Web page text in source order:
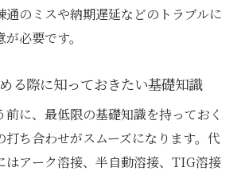
で満足度が高い現場対応のポイン
る溶接相談が松伏町で実現する背
で信頼が集まる企業の特徴とは
溶接相談が安心な理由と利用者の
通のミスや納期遅延などのトラブルに
必要です。
る際に知っておきたい基礎知識
に、最低限の基礎知識を持っておく
打ち合わせがスムーズになります。代
はアーク溶接、半自動溶接、TIG溶接